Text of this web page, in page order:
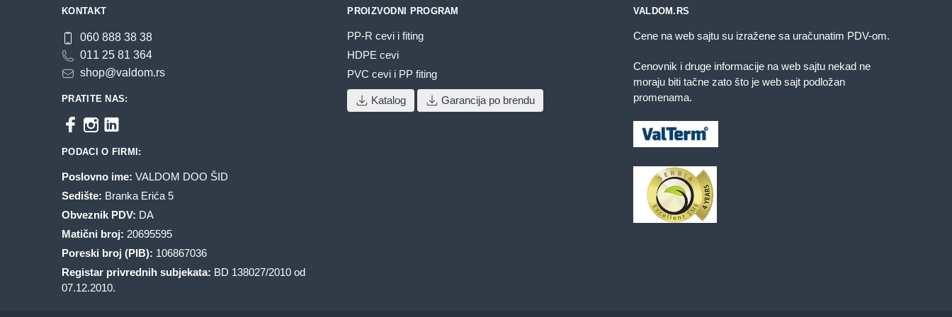
KONTAKT
060 888 38 38
011 25 81 364
shop@valdom.rs
PRATITE NAS:
PODACI O FIRMI:
Poslovno ime: VALDOM DOO ŠID
Sedište: Branka Erića 5
Obveznik PDV: DA
Matični broj: 20695595
Poreski broj (PIB): 106867036
Registar privrednih subjekata: BD 138027/2010 od
07.12.2010.
PROIZVODNI PROGRAM
PP-R cevi i fiting
HDPE cevi
PVC cevi i PP fiting
Katalog Garancija po brendu
VALDOM.RS
Cene na web sajtu su izražene sa uračunatim PDV-om.
Cenovnik i druge informacije na web sajtu nekad ne
moraju biti tačne zato što je web sajt podložan
promenama.